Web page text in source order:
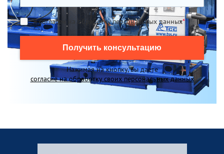
Я согласен на обработку персональных данных*
Получить консультацию
Нажимая на кнопку, вы даете
согласие на обработку своих персональных данных